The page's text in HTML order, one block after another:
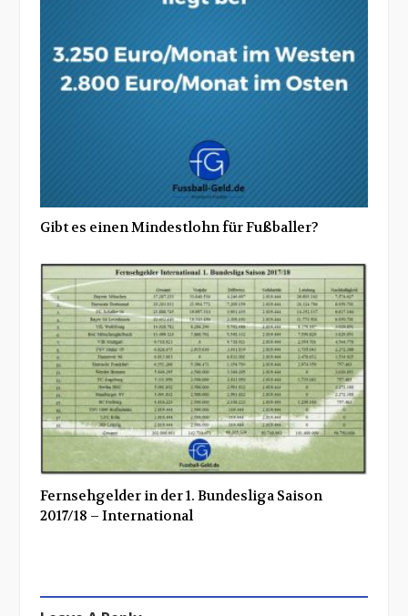
Gibt es einen Mindestlohn für Fußballer?
Fernsehgelder in der 1. Bundesliga Saison
2017/18 – International